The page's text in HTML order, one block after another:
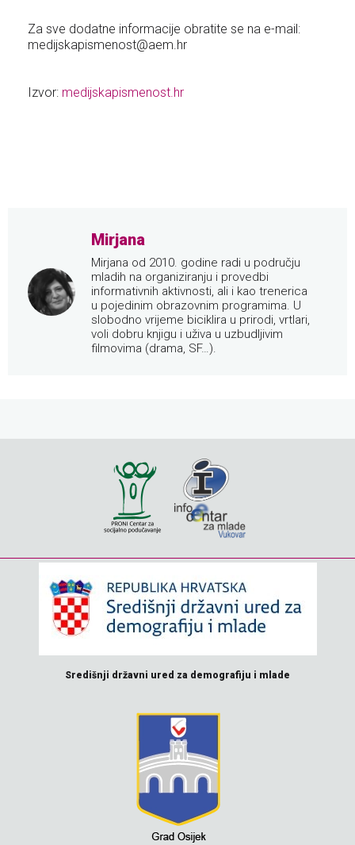
Za sve dodatne informacije obratite se na e-mail:
medijskapismenost@aem.hr
Izvor: medijskapismenost.hr
Mirjana
Mirjana od 2010. godine radi u području
mladih na organiziranju i provedbi
informativnih aktivnosti, ali i kao trenerica
u pojedinim obrazovnim programima. U
slobodno vrijeme biciklira u prirodi, vrtlari,
voli dobru knjigu i uživa u uzbudljivim
filmovima (drama, SF…).
Središnji državni ured za demografiju i mlade